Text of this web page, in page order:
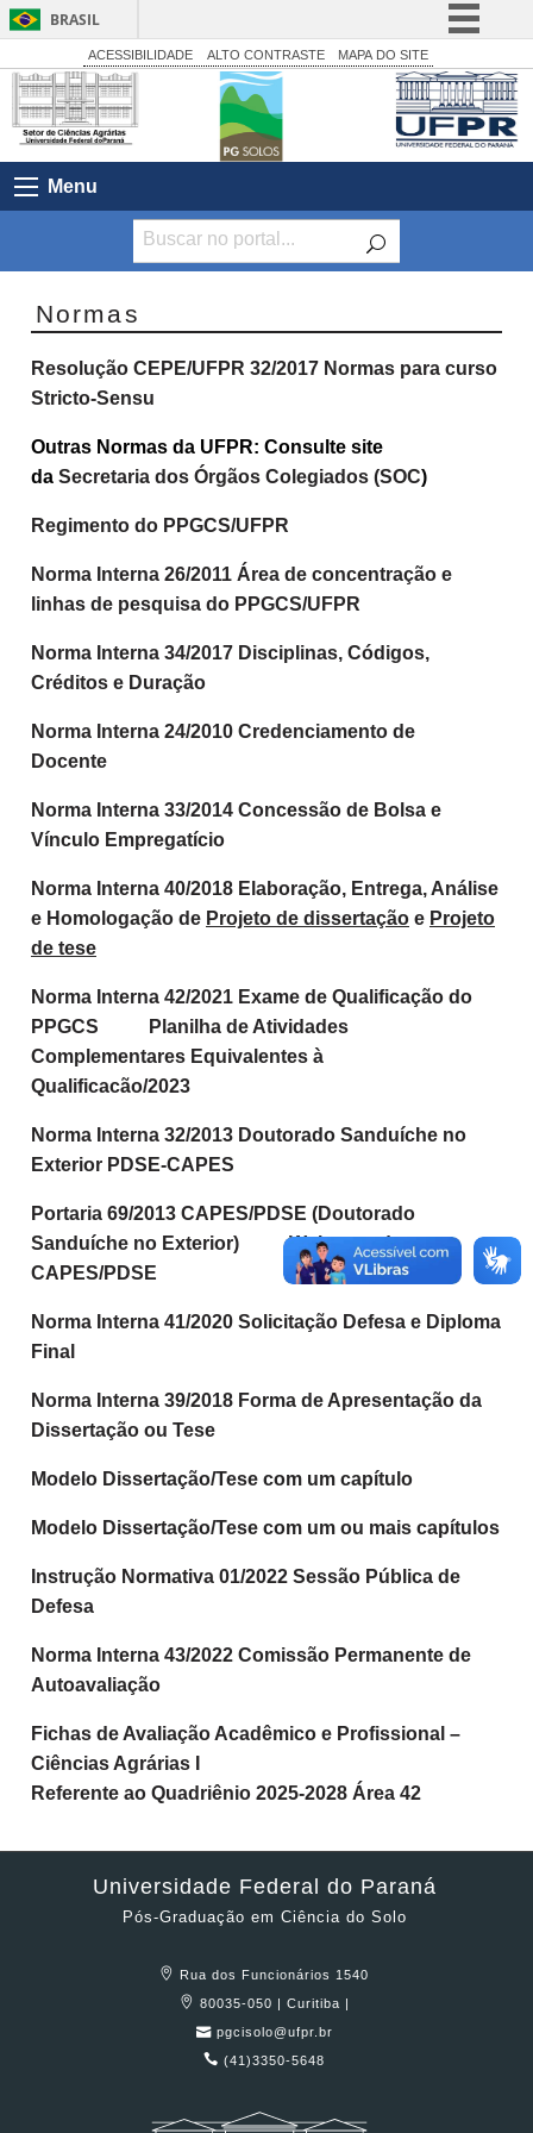
BRASIL
Simplifique!
Comunica BR
Participe
Legislação
Canais
ACESSIBILIDADE ALTO CONTRASTE MAPA DO SITE
Menu
Normas
Resolução CEPE/UFPR 32/2017 Normas para curso
Stricto-Sensu
Outras Normas da UFPR: Consulte site
da Secretaria dos Órgãos Colegiados (SOC)
Regimento do PPGCS/UFPR
Norma Interna 26/2011 Área de concentração e
linhas de pesquisa do PPGCS/UFPR
Norma Interna 34/2017 Disciplinas, Códigos,
Créditos e Duração
Norma Interna 24/2010 Credenciamento de
Docente
Norma Interna 33/2014 Concessão de Bolsa e
Vínculo Empregatício
Norma Interna 40/2018 Elaboração, Entrega, Análise
e Homologação de Projeto de dissertação e Projeto
de tese
Norma Interna 42/2021 Exame de Qualificação do
PPGCS
Planilha de Atividades
Complementares Equivalentes à
Qualificacão/2023
Norma Interna 32/2013 Doutorado Sanduíche no
Exterior PDSE-CAPES
Portaria 69/2013 CAPES/PDSE (Doutorado
Sanduíche no Exterior)
Webpage do
CAPES/PDSE
Norma Interna 41/2020 Solicitação Defesa e Diploma
Final
Norma Interna 39/2018 Forma de Apresentação da
Dissertação ou Tese
Modelo Dissertação/Tese com um capítulo
Modelo Dissertação/Tese com um ou mais capítulos
Instrução Normativa 01/2022 Sessão Pública de
Defesa
Norma Interna 43/2022 Comissão Permanente de
Autoavaliação
Fichas de Avaliação Acadêmico e Profissional –
Ciências Agrárias I
Referente ao Quadriênio 2025-2028 Área 42
Universidade Federal do Paraná
Pós-Graduação em Ciência do Solo
Rua dos Funcionários 1540
pgcisolo@ufpr.br
(41)3350-5648